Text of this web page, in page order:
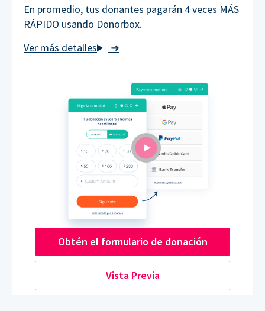
➜
En promedio, tus donantes pagarán 4 veces MÁS
RÁPIDO usando Donorbox.
Obtén el formulario de donación
Vista Previa